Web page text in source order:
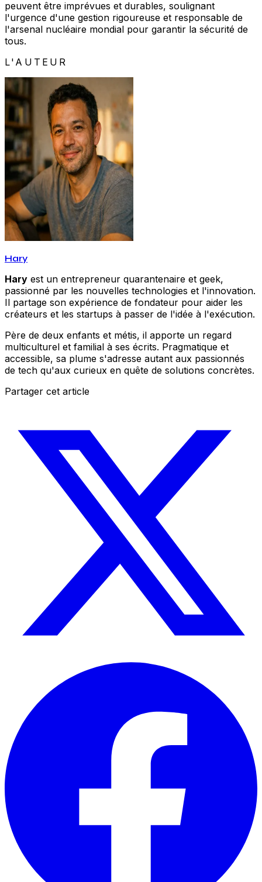
peuvent être imprévues et durables, soulignant
l'urgence d'une gestion rigoureuse et responsable de
l'arsenal nucléaire mondial pour garantir la sécurité de
tous.
L'AUTEUR
Hary
Hary est un entrepreneur quarantenaire et geek,
passionné par les nouvelles technologies et l'innovation.
Il partage son expérience de fondateur pour aider les
créateurs et les startups à passer de l'idée à l'exécution.
Père de deux enfants et métis, il apporte un regard
multiculturel et familial à ses écrits. Pragmatique et
accessible, sa plume s'adresse autant aux passionnés
de tech qu'aux curieux en quête de solutions concrètes.
Partager cet article